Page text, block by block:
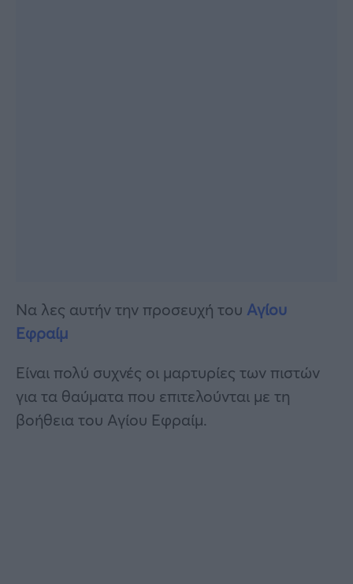
Να λες αυτήν την προσευχή του Αγίου
Εφραίμ
Είναι πολύ συχνές οι μαρτυρίες των πιστών
για τα θαύματα που επιτελούνται με τη
βοήθεια του Αγίου Εφραίμ.